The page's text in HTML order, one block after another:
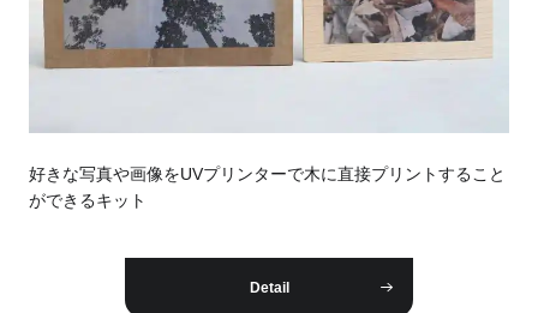
好きな写真や画像をUVプリンターで木に直接プリントすること
ができるキット
Detail